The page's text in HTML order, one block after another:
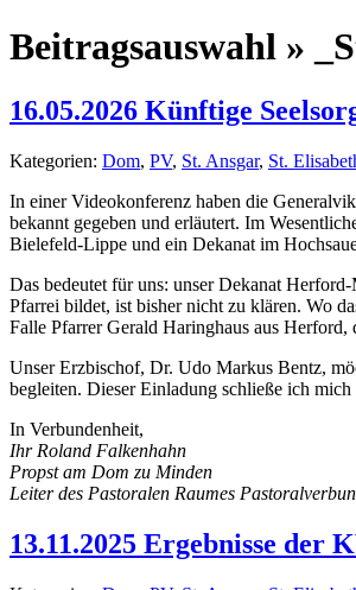
Beitragsauswahl »
16.05.2026 Künftige
Kategorien: Dom, PV, St. Ansgar, St.
In einer Videokonferenz haben die
bekannt gegeben und erläutert. Im
Bielefeld-Lippe und ein Dekanat im
Das bedeutet für uns: unser Dekanat
Pfarrei bildet, ist bisher nicht zu klären. Wo
Falle Pfarrer Gerald Haringhaus aus Herford,
Unser Erzbischof, Dr. Udo Markus Bentz,
begleiten. Dieser Einladung schließe ich mich
In Verbundenheit,
Ihr Roland Falkenhahn
Propst am Dom zu Minden
Leiter des Pastoralen Raumes
13.11.2025 Ergebnisse der